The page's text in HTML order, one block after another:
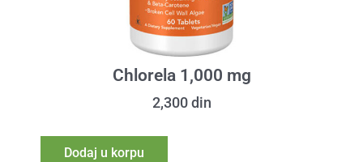
Chlorela 1,000 mg
2,300 din
Dodaj u korpu